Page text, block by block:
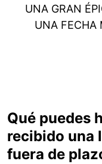
UNA GRAN
UNA FECHA
Qué puedes
recibido una
fuera de